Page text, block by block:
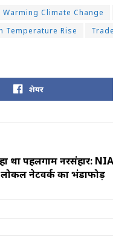
Climate Change
Temperature Rise
शेयर
था पहलगाम नरसंहार:
नेटवर्क का भंडाफोड़